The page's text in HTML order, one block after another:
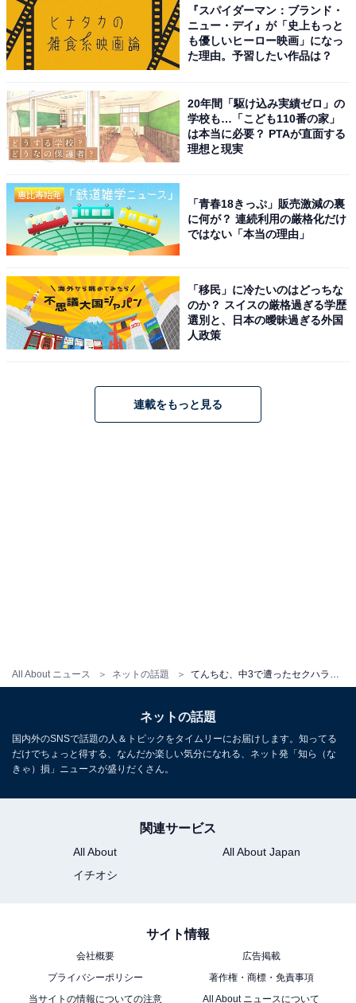
All About ニュース ネットの話題
『スパイダーマン：ブランド・
ニュー・デイ』が「史上もっと
も優しいヒーロー映画」になっ
た理由。予習したい作品は？
20年間「駆け込み実績ゼロ」の
学校も…「こども110番の家」
は本当に必要？ PTAが直面する
理想と現実
「青春18きっぷ」販売激減の裏
に何が？ 連続利用の厳格化だけ
ではない「本当の理由」
「移民」に冷たいのはどっちな
のか？ スイスの厳格過ぎる学歴
選別と、日本の曖昧過ぎる外国
人政策
連載をもっと見る
ネットの話題
国内外のSNSで話題の人＆トピックをタイムリーにお届けします。知ってる
だけでちょっと得する、なんだか楽しい気分になれる、ネット発「知ら（な
きゃ）損」ニュースが盛りだくさん。
関連サービス
All About
All About Japan
イチオシ
サイト情報
会社概要
広告掲載
プライバシーポリシー
著作権・商標・免責事項
当サイトの情報についての注意
All About ニュースについて